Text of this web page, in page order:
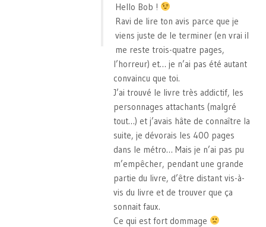
Hello Bob !
Ravi de lire ton avis parce que je
viens juste de le terminer (en vrai il
me reste trois-quatre pages,
l’horreur) et… je n’ai pas été autant
convaincu que toi.
J’ai trouvé le livre très addictif, les
personnages attachants (malgré
tout…) et j’avais hâte de connaître la
suite, je dévorais les 400 pages
dans le métro… Mais je n’ai pas pu
m’empêcher, pendant une grande
partie du livre, d’être distant vis-à-
vis du livre et de trouver que ça
sonnait faux.
Ce qui est fort dommage